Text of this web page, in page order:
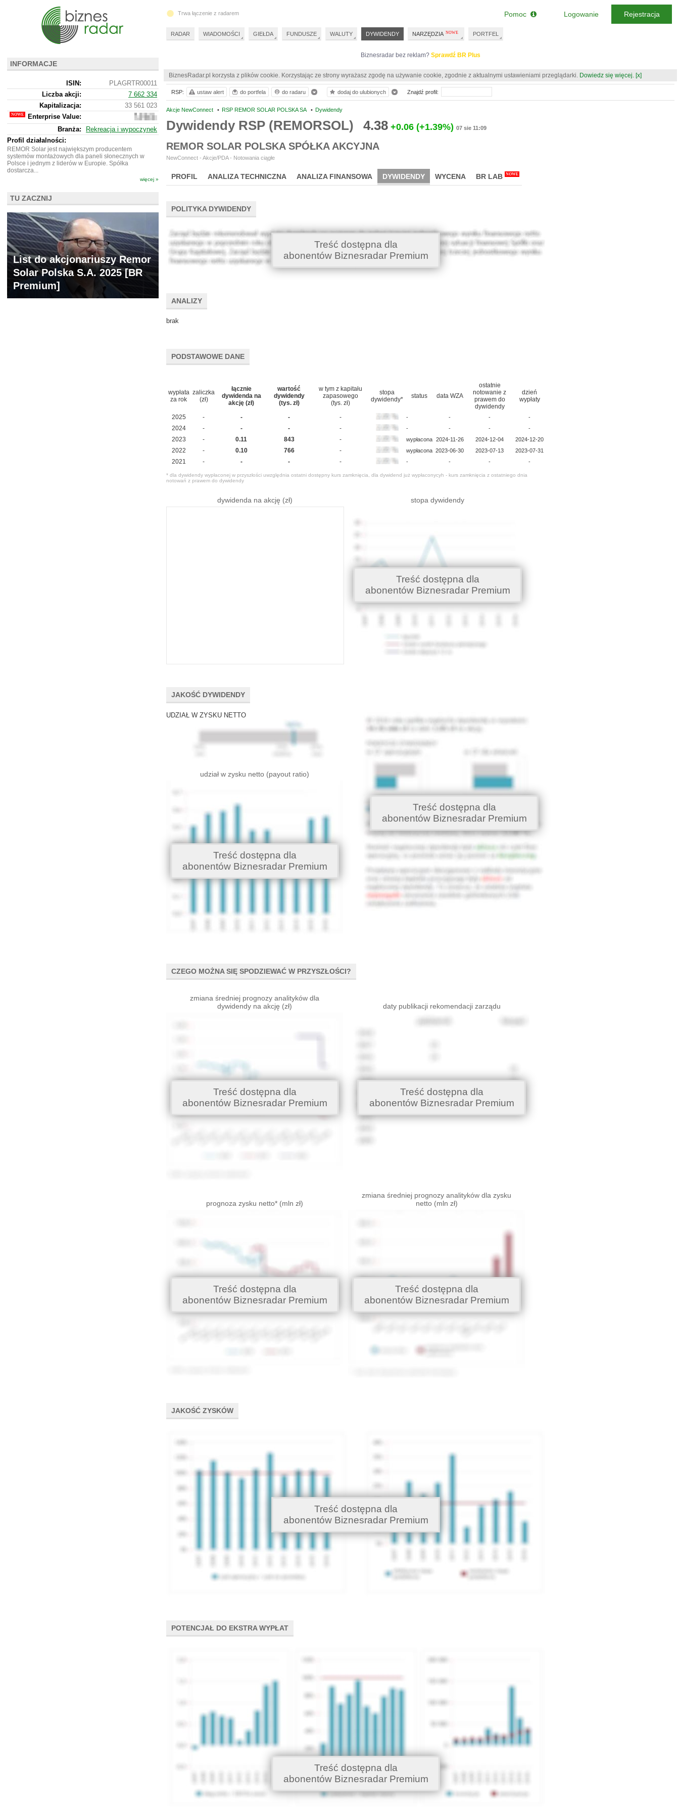
Biznesradar bez reklam? Sprawdź BR Plus
BiznesRadar.pl korzysta z plików cookie. Korzystając ze strony wyrażasz zgodę na używanie cookie, zgodnie z aktualnymi ustawieniami przeglądarki. Dowiedz się więcej. [x]
Akcje NewConnect • RSP REMOR SOLAR POLSKA SA • Dywidendy
Dywidendy RSP (REMORSOL) 4.38 +0.06 (+1.39%) 07 sie 11:09
REMOR SOLAR POLSKA SPÓŁKA AKCYJNA
NewConnect - Akcje/PDA - Notowania ciągłe
PROFIL ANALIZA TECHNICZNA ANALIZA FINANSOWA DYWIDENDY WYCENA BR LAB NOWE
POLITYKA DYWIDENDY
Treść dostępna dla
abonentów Biznesradar Premium
ANALIZY
brak
PODSTAWOWE DANE
wypłata
za rok
zaliczka
(zł)
łącznie
dywidenda na
akcję (zł)
wartość
dywidendy
(tys. zł)
w tym z kapitału
zapasowego
(tys. zł)
stopa
dywidendy*
status data WZA
ostatnie
notowanie z
prawem do
dywidendy
dzień
wypłaty
2025 - - - - - - - -
2024 - - - - - - - -
2023 - 0.11 843 - wypłacona 2024-11-26 2024-12-04 2024-12-20
2022 - 0.10 766 - wypłacona 2023-06-30 2023-07-13 2023-07-31
2021 - - - - - - - -
* dla dywidendy wypłaconej w przyszłości uwzględnia ostatni dostępny kurs zamknięcia, dla dywidend już wypłaconycyh - kurs zamknięcia z ostatniego dnia
notowań z prawem do dywidendy
dywidenda na akcję (zł) stopa dywidendy
Treść dostępna dla
abonentów Biznesradar Premium
JAKOŚĆ DYWIDENDY
UDZIAŁ W ZYSKU NETTO
udział w zysku netto (payout ratio)
Treść dostępna dla
abonentów Biznesradar Premium
Treść dostępna dla
abonentów Biznesradar Premium
CZEGO MOŻNA SIĘ SPODZIEWAĆ W PRZYSZŁOŚCI?
zmiana średniej prognozy analityków dla
dywidendy na akcję (zł)
Treść dostępna dla
abonentów Biznesradar Premium
daty publikacji rekomendacji zarządu
Treść dostępna dla
abonentów Biznesradar Premium
prognoza zysku netto* (mln zł)
Treść dostępna dla
abonentów Biznesradar Premium
zmiana średniej prognozy analityków dla zysku
netto (mln zł)
Treść dostępna dla
abonentów Biznesradar Premium
JAKOŚĆ ZYSKÓW
Treść dostępna dla
abonentów Biznesradar Premium
POTENCJAŁ DO EKSTRA WYPŁAT
Treść dostępna dla
abonentów Biznesradar Premium
RSP: ustaw alert do portfela do radaru dodaj do ulubionych Znajdź profil:
INFORMACJE
ISIN:
PLAGRTR00011
Liczba akcji:
7 662 334
Kapitalizacja:
33 561 023
Enterprise Value:
461
023
Branża:
Rekreacja i wypoczynek
Profil działalności:
REMOR Solar jest największym producentem
systemów montażowych dla paneli słonecznych w
Polsce i jednym z liderów w Europie. Spółka
dostarcza...
więcej »
TU ZACZNIJ
List do akcjonariuszy Remor
Solar Polska S.A. 2025 [BR
Premium]
Trwa łączenie z radarem
RADAR WIADOMOŚCI GIEŁDA FUNDUSZE WALUTY DYWIDENDY NARZĘDZIA PORTFEL
Pomoc Logowanie Rejestracja